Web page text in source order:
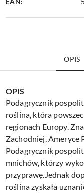
OPIS
OPIS
Podagrycznik
roślina, która
regionach Europy.
Zachodniej, Ameryce
Podagrycznik
mnichów, którzy
przyprawę.Jednak
roślina zyskała